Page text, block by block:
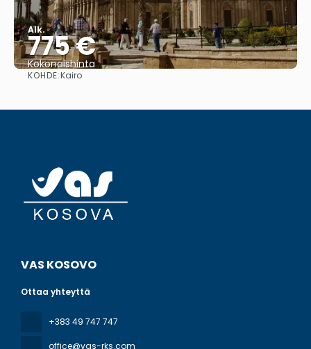
Alk.
775 €
Kokonaishinta
KOHDE:Kairo
VAS KOSOVO
Ottaa yhteyttä
+383 49 747 747
office@vas-rks.com